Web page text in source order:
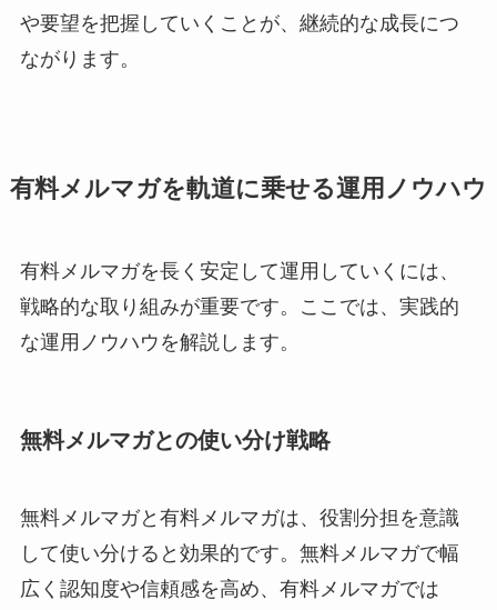
や要望を把握していくことが、継続的な成長につ
ながります。
有料メルマガを軌道に乗せる運用ノウハウ
有料メルマガを長く安定して運用していくには、
戦略的な取り組みが重要です。ここでは、実践的
な運用ノウハウを解説します。
無料メルマガとの使い分け戦略
無料メルマガと有料メルマガは、役割分担を意識
して使い分けると効果的です。無料メルマガで幅
広く認知度や信頼感を高め、有料メルマガでは